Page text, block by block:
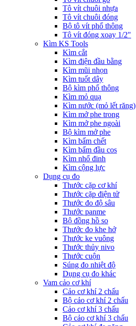
Tô vít chuôi nhựa
Tô vít chuôi đóng
Bộ tô vít phổ thông
Tô vít đóng xoay 1/2"
Kìm KS Tools
Kìm cắt
Kìm điện đầu bằng
Kìm mũi nhọn
Kìm tuốt dây
Bộ kìm phổ thông
Kìm mỏ quạ
Kìm nước (mỏ lết răng)
Kìm mở phe trong
Kìm mở phe ngoài
Bộ kìm mở phe
Kìm bấm chết
Kìm bấm đầu cos
Kìm nhổ đinh
Kìm cộng lực
Dụng cụ đo
Thước cặp cơ khí
Thước cặp điện tử
Thước đo độ sâu
Thước panme
Bộ đồng hồ so
Thước đo khe hở
Thước ke vuông
Thước thủy nivo
Thước cuộn
Súng đo nhiệt độ
Dụng cụ đo khác
Vam cảo cơ khí
Cảo cơ khí 2 chấu
Bộ cảo cơ khí 2 chấu
Cảo cơ khí 3 chấu
Bộ cảo cơ khí 3 chấu